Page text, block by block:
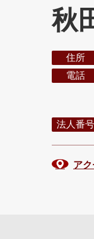
秋
住所
電話
法人番号
ア